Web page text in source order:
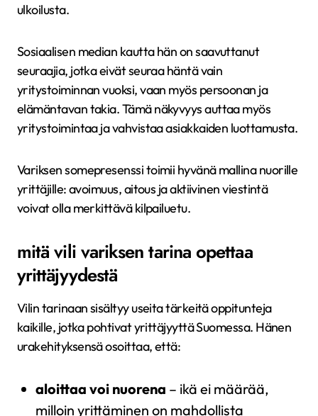
ulkoilusta.
Sosiaalisen median kautta hän on saavuttanut
seuraajia, jotka eivät seuraa häntä vain
yritystoiminnan vuoksi, vaan myös persoonan ja
elämäntavan takia. Tämä näkyvyys auttaa myös
yritystoimintaa ja vahvistaa asiakkaiden luottamusta.
Variksen somepresenssi toimii hyvänä mallina nuorille
yrittäjille: avoimuus, aitous ja aktiivinen viestintä
voivat olla merkittävä kilpailuetu.
mitä vili variksen tarina opettaa
yrittäjyydestä
Vilin tarinaan sisältyy useita tärkeitä oppitunteja
kaikille, jotka pohtivat yrittäjyyttä Suomessa. Hänen
urakehityksensä osoittaa, että:
aloittaa voi nuorena – ikä ei määrää,
milloin yrittäminen on mahdollista